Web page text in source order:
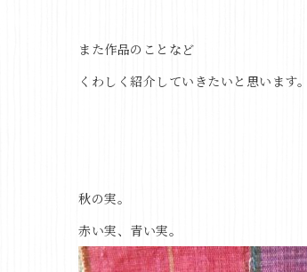
また作品のことなど
くわしく紹介していきたいと思います。
秋の実。
赤い実、青い実。